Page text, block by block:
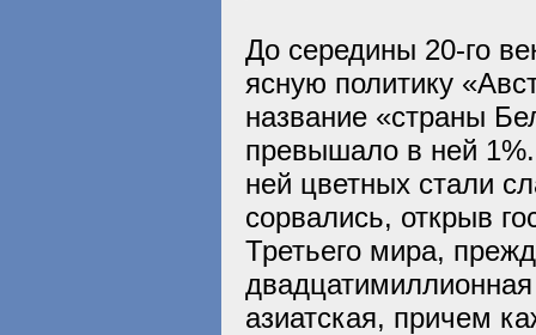
До середины 20-го
ясную политику
название «страны
превышало в ней 1%.
ней цветных стали
сорвались, открыв
Третьего мира,
азиатская, причем